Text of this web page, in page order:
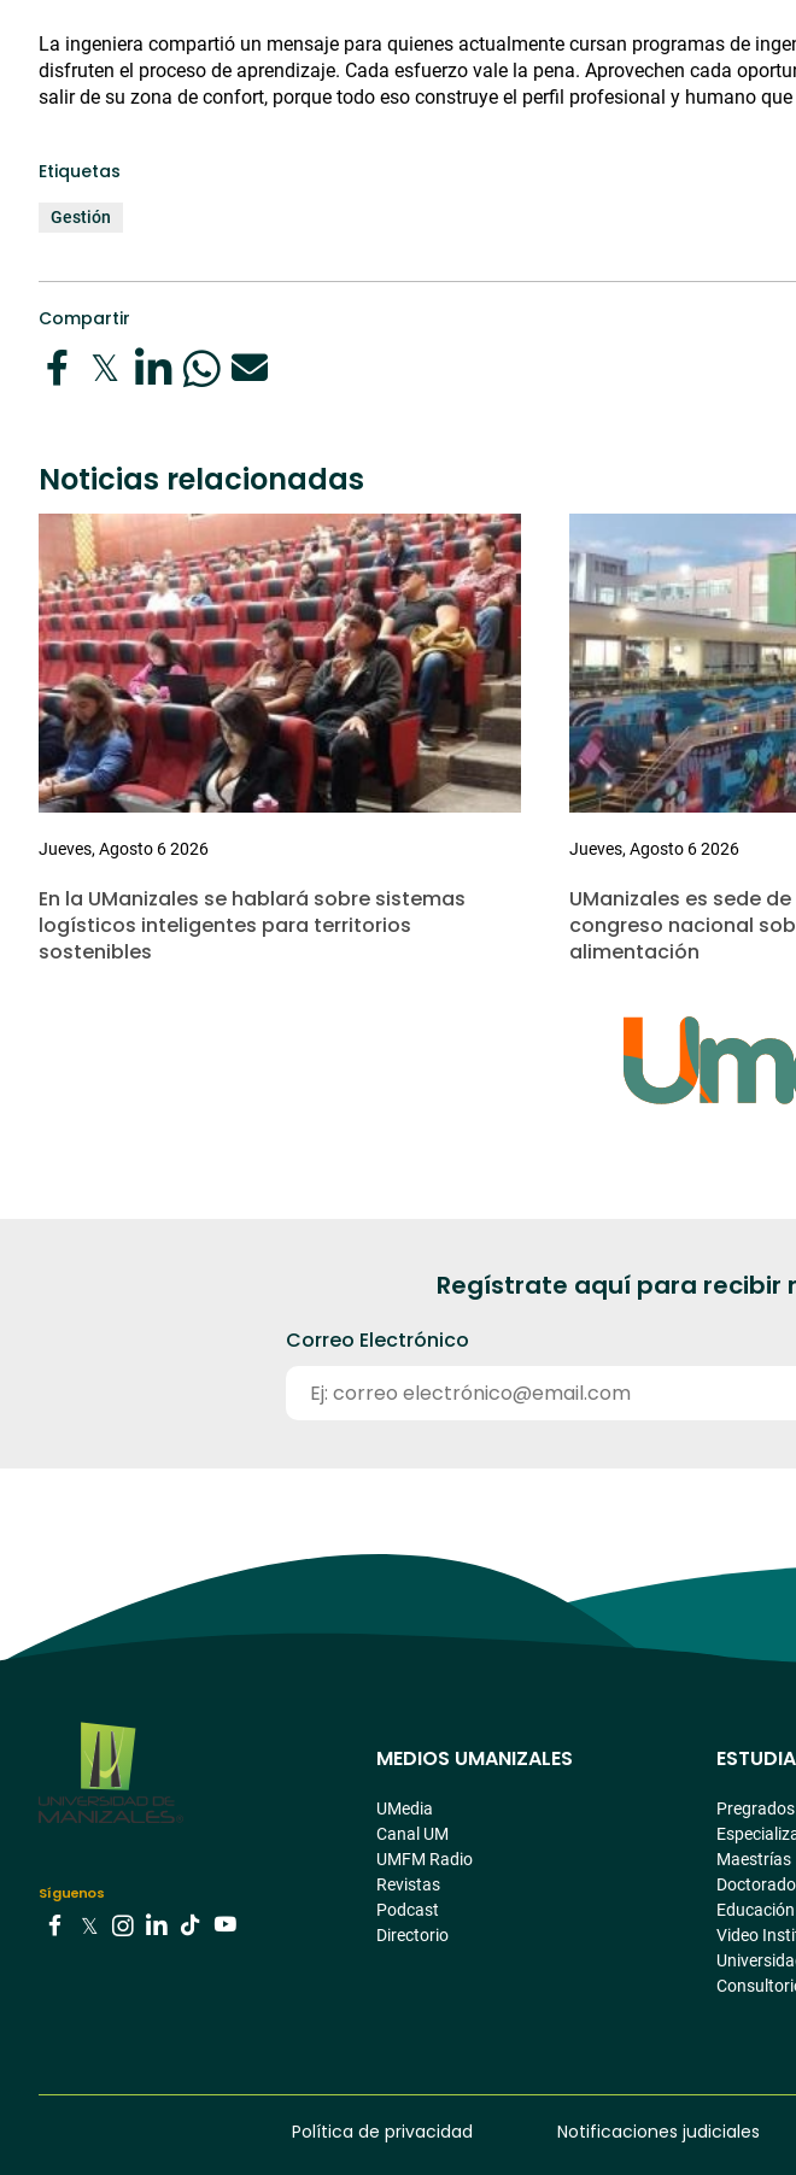
La ingeniera compartió un mensaje para quienes actualmente cursan programas de
disfruten el proceso de aprendizaje. Cada esfuerzo vale la pena. Aprovechen cada
salir de su zona de confort, porque todo eso construye el perfil profesional y humano
Etiquetas
Gestión
Compartir
Noticias relacionadas
Jueves, Agosto 6 2026
En la UManizales se hablará sobre sistemas
logísticos inteligentes para territorios
sostenibles
Jueves, Agosto 6 2026
UManizales es sede
congreso nacional
alimentación
Regístrate aquí para recibir
Correo Electrónico
Síguenos
Menú
pre
footer
MEDIOS UMANIZALES
UMedia
Canal UM
UMFM Radio
Revistas
Podcast
Directorio
Pregrados
Maestrías
Video
Política de privacidad Notificaciones judiciales